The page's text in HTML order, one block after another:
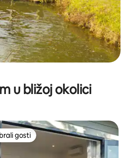
u bližoj okolici
gosti
gosti